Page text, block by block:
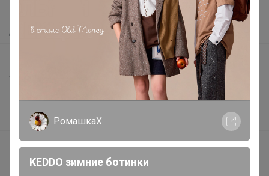
Доставка
Торговые марки
Наша команда
В наличии
Подарочные сертификаты
Реклама на сайте
РомашкаХ
KEDDO зимние ботинки